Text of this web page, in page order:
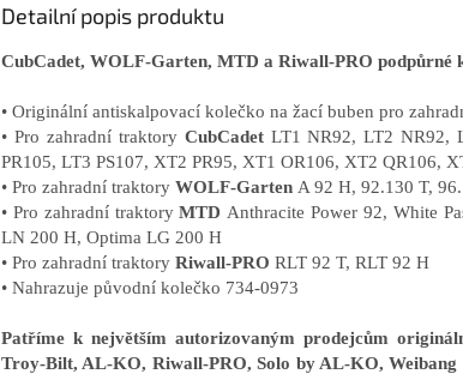
Detailní popis produktu
CubCadet, WOLF-Garten, MTD a Riwall-PRO podpůrné
• Originální antiskalpovací kolečko na žací buben pro
• Pro zahradní traktory CubCadet LT1 NR92, LT2 NR92,
PR105, LT3 PS107, XT2 PR95, XT1 OR106, XT2 QR106,
• Pro zahradní traktory WOLF-Garten A 92 H, 92.130 T,
• Pro zahradní traktoryMTD Anthracite Power 92, White
LN 200 H, Optima LG 200 H
• Pro zahradní traktory Riwall-PRO RLT 92 T, RLT 92 H
• Nahrazuje původní kolečko 734-0973
Patříme k největším autorizovaným prodejcům
Troy-Bilt, AL-KO, Riwall-PRO, Solo by AL-KO, Weibang